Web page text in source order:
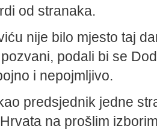
od stranaka.
nije bilo mjesto taj
podali bi se
i nepojmljivo.
predsjednik jedne
na prošlim